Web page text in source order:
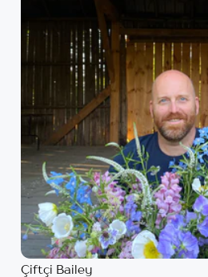
Çiftçi Bailey